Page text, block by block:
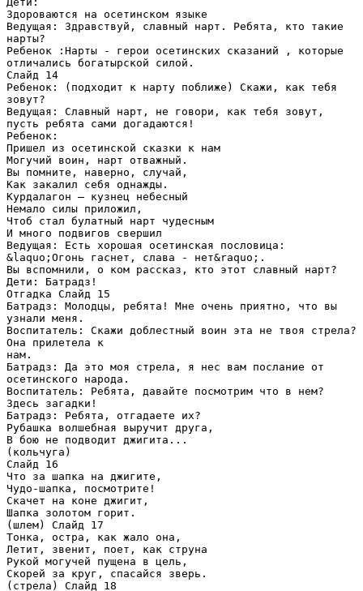
Здороваются на осетинском языке
Ведущая: Здравствуй, славный нарт. Ребята, кто такие
нарты?
Ребенок :Нарты - герои осетинских сказаний , которые
отличались богатырской силой.
Слайд 14
Ребенок: (подходит к нарту поближе) Скажи, как тебя
зовут?
Ведущая: Славный нарт, не говори, как тебя зовут,
пусть ребята сами догадаются!
Ребенок:
Пришел из осетинской сказки к нам
Могучий воин, нарт отважный.
Вы помните, наверно, случай,
Как закалил себя однажды.
Курдалагон – кузнец небесный
Немало силы приложил,
Чтоб стал булатный нарт чудесным
И много подвигов свершил
Ведущая: Есть хорошая осетинская пословица:
&laquo;Огонь гаснет, слава - нет&raquo;.
Вы вспомнили, о ком рассказ, кто этот славный нарт?
Дети: Батрадз!
Отгадка Слайд 15
Батрадз: Молодцы, ребята! Мне очень приятно, что вы
узнали меня.
Воспитатель: Скажи доблестный воин эта не твоя стрела?
Она прилетела к
нам.
Батрадз: Да это моя стрела, я нес вам послание от
осетинского народа.
Воспитатель: Ребята, давайте посмотрим что в нем?
Здесь загадки!
Батрадз: Ребята, отгадаете их?
Рубашка волшебная выручит друга,
В бою не подводит джигита...
(кольчуга)
Слайд 16
Что за шапка на джигите,
Чудо-шапка, посмотрите!
Скачет на коне джигит,
Шапка золотом горит.
(шлем) Слайд 17
Тонка, остра, как жало она,
Летит, звенит, поет, как струна
Рукой могучей пущена в цель,
Скорей за круг, спасайся зверь.
(стрела) Слайд 18